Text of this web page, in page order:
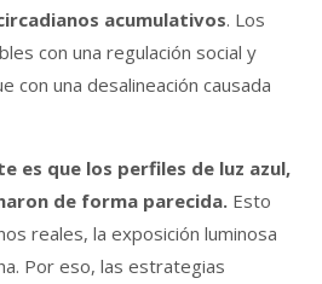
acumulativos. Los
con una regulación social y
con una desalineación causada
es que los perfiles de luz azul,
de forma parecida. Esto
reales, la exposición luminosa
Por eso, las estrategias